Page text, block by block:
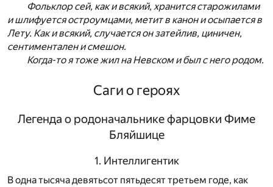
Фольклор сей, как и всякий, хранится старожилами
и шлифуется остроумцами, метит в канон и осыпается в
Лету. Как и всякий, случается он затейлив, циничен,
сентиментален и смешон.
Когда-то я тоже жил на Невском и был с него родом.
Саги о героях
Легенда о родоначальнике фарцовки Фиме
Бляйшице
1. Интеллигентик
В одна тысяча девятьсот пятьдесят третьем годе, как